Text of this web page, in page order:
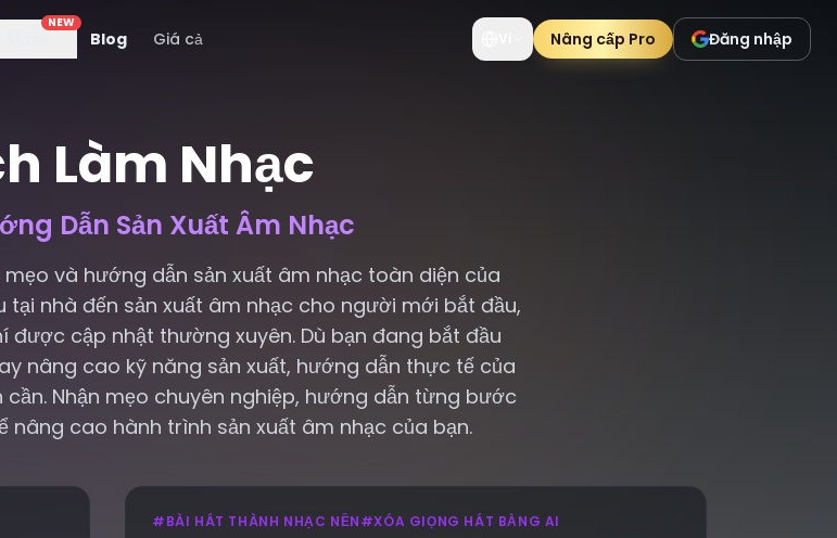
NEW
Blog Giá cả Nâng cấp Pro Đăng nhập
Làm Nhạc
Dẫn Sản Xuất Âm Nhạc
và hướng dẫn sản xuất âm nhạc toàn diện của
nhà đến sản xuất âm nhạc cho người mới bắt đầu,
được cập nhật thường xuyên. Dù bạn đang bắt đầu
nâng cao kỹ năng sản xuất, hướng dẫn thực tế của
Nhận mẹo chuyên nghiệp, hướng dẫn từng bước
nâng cao hành trình sản xuất âm nhạc của bạn.
#BÀI HÁT THÀNH NHẠC NỀN#XÓA GIỌNG HÁT BẰNG AI